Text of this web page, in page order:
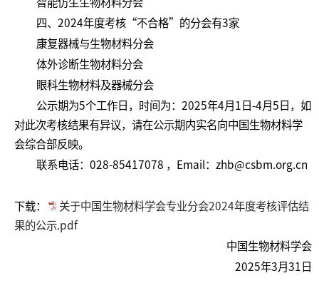
智能仿生生物材料分会
四、2024年度考核“不合格”的分会有3家
康复器械与生物材料分会
体外诊断生物材料分会
眼科生物材料及器械分会
公示期为5个工作日，时间为：2025年4月1日-4月5日，如
对此次考核结果有异议，请在公示期内实名向中国生物材料学
会综合部反映。
联系电话：028-85417078 ，Email：zhb@csbm.org.cn
下载：
关于中国生物材料学会专业分会2024年度考核评估结
果的公示.pdf
中国生物材料学会
2025年3月31日